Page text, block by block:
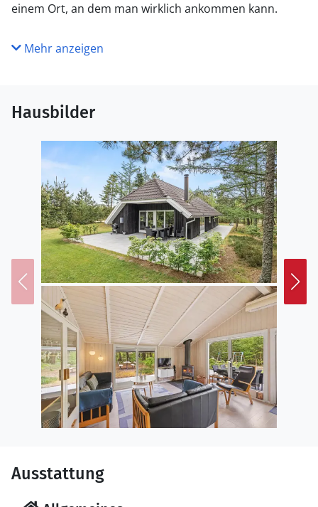
einem Ort, an dem man wirklich ankommen kann.
Mehr anzeigen
Hausbilder
Ausstattung